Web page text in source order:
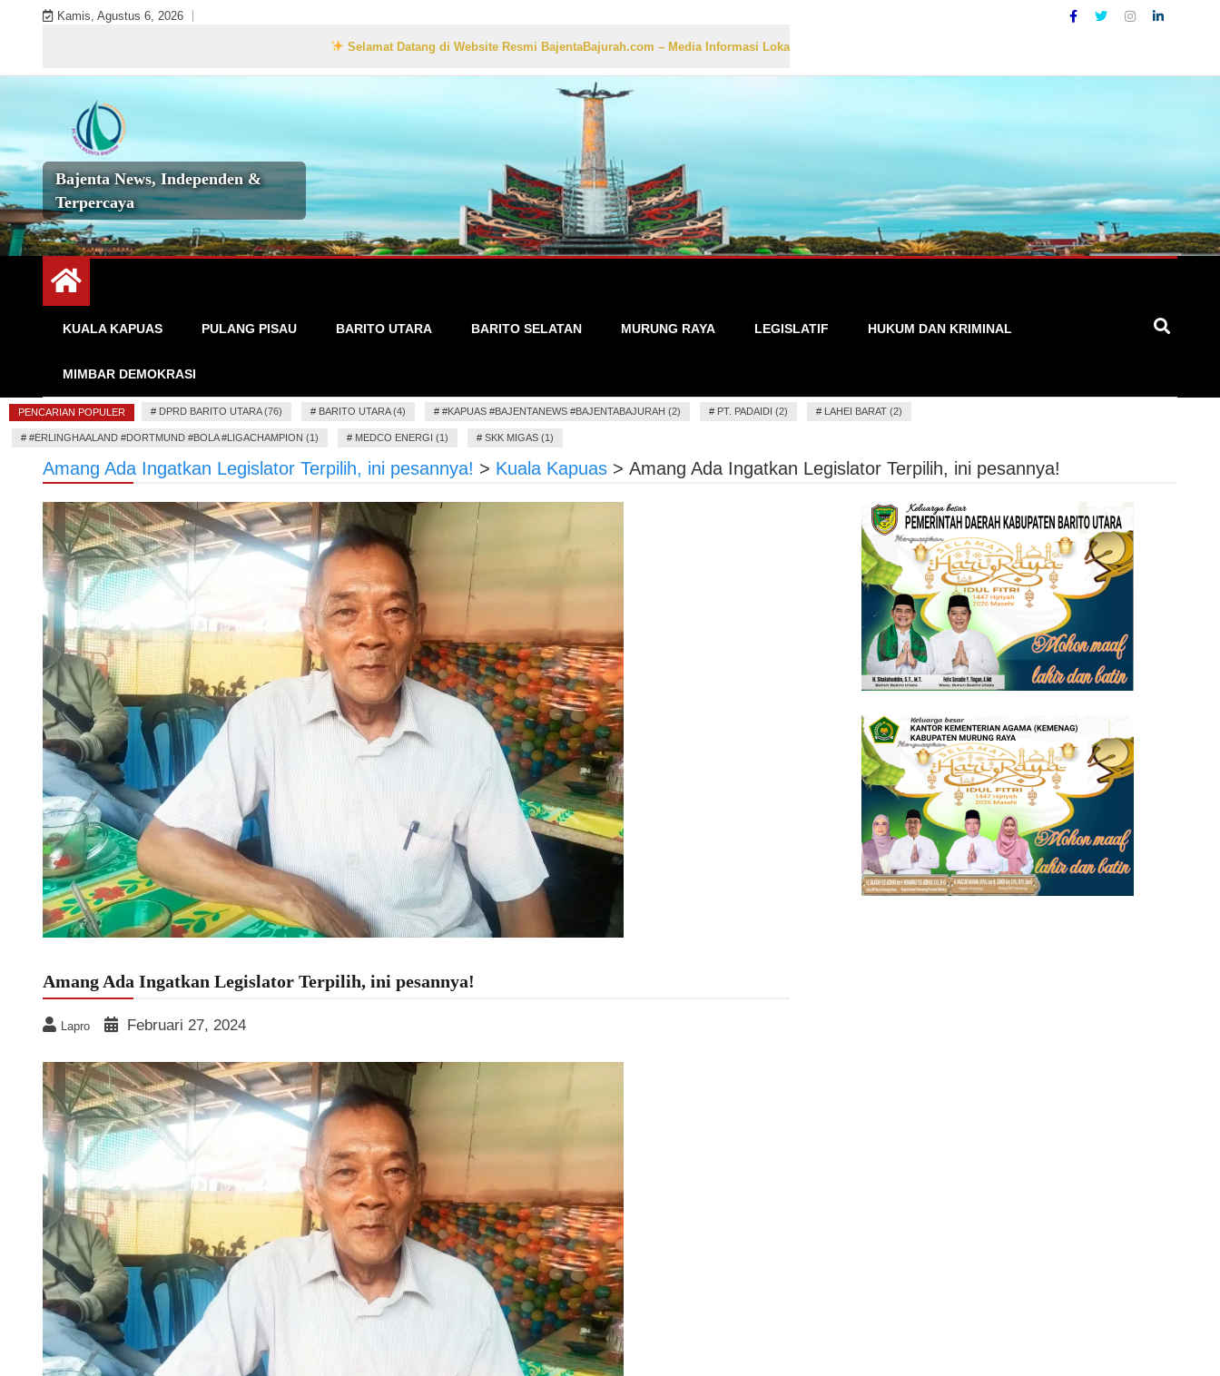
Kamis, Agustus 6, 2026
Selamat Datang di Website Resmi BajentaBajurah.com – Media Informasi Lokal yang Akurat, Cepat, dan Terpercaya
Bajenta News, Independen &
Terpercaya
KUALA KAPUAS PULANG PISAU BARITO UTARA BARITO SELATAN MURUNG RAYA LEGISLATIF HUKUM DAN KRIMINAL
MIMBAR DEMOKRASI
PENCARIAN POPULER # DPRD BARITO UTARA (76) # BARITO UTARA (4) # #KAPUAS #BAJENTANEWS #BAJENTABAJURAH (2) # PT. PADAIDI (2) # LAHEI BARAT (2)
# #ERLINGHAALAND #DORTMUND #BOLA #LIGACHAMPION (1) # MEDCO ENERGI (1) # SKK MIGAS (1)
Amang Ada Ingatkan Legislator Terpilih, ini pesannya! > Kuala Kapuas > Amang Ada Ingatkan Legislator Terpilih, ini pesannya!
Amang Ada Ingatkan Legislator Terpilih, ini pesannya!
Lapro Februari 27, 2024